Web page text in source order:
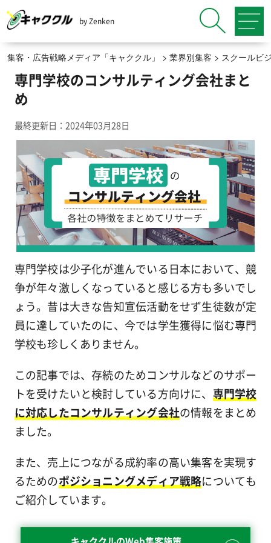
by Zenken
集客・広告戦略メディア「キャククル」 > 業界別集客 > スクールビ
専門学校のコンサルティング会社まと
め
最終更新日：2024年03月28日
専門学校は少子化が進んでいる日本において、競
争が年々激しくなっていると感じる方も多いでし
ょう。昔は大きな告知宣伝活動をせず生徒数が定
員に達していたのに、今では学生獲得に悩む専門
学校も珍しくありません。
この記事では、存続のためコンサルなどのサポー
トを受けたいと検討している方向けに、 専門学校
に対応したコンサルティング会社の情報をまとめ
ました。
また、売上につながる成約率の高い集客を実現す
るためのポジショニングメディア戦略についても
ご紹介しています。